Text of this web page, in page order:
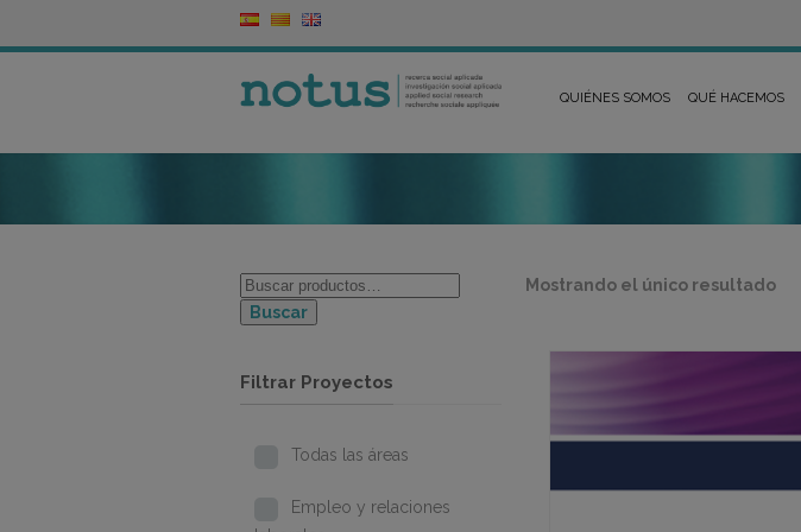
QUIÉNES SOMOS QUÉ HACEMOS
Mostrando el único resultado
Buscar
Filtrar Proyectos
Todas las áreas
Empleo y relaciones